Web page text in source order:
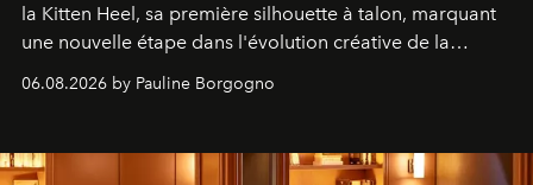
la Kitten Heel, sa première silhouette à talon, marquant
une nouvelle étape dans l'évolution créative de la
06.08.2026 by Pauline Borgogno